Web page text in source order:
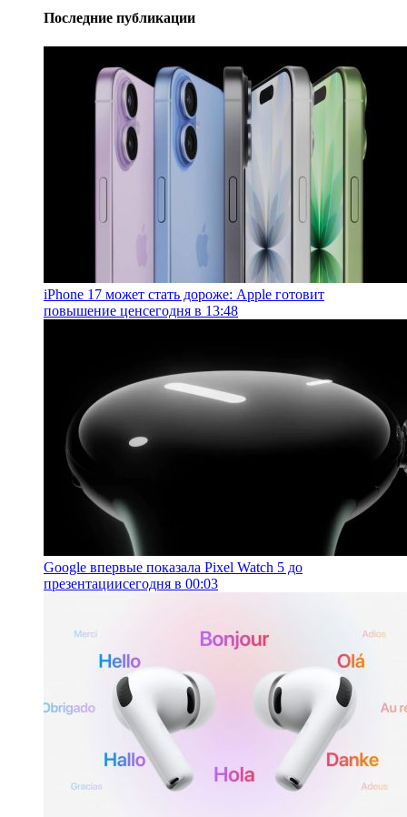
Последние публикации
iPhone 17 может стать дороже: Apple готовит
повышение ценсегодня в 13:48
Google впервые показала Pixel Watch 5 до
презентациисегодня в 00:03